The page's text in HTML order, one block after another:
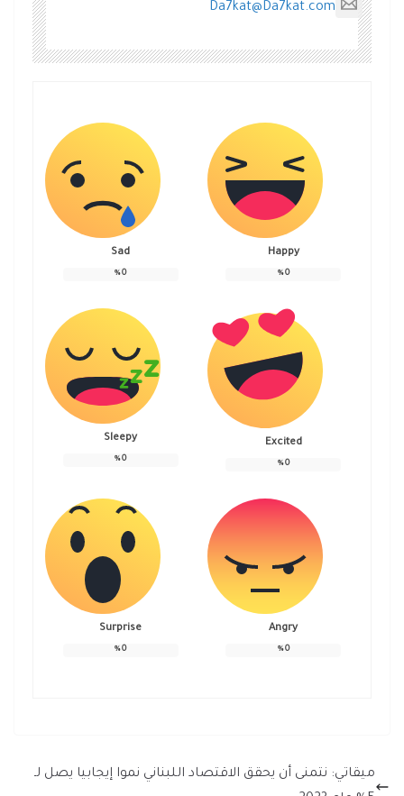
Da7kat@Da7kat.com
Happy
0
%
Sad
0
%
Excited
0
%
Sleepy
0
%
Angry
0
%
Surprise
0
%
ميقاتي: نتمنى أن يحقق الاقتصاد اللبناني نموا إيجابيا يصل لـ